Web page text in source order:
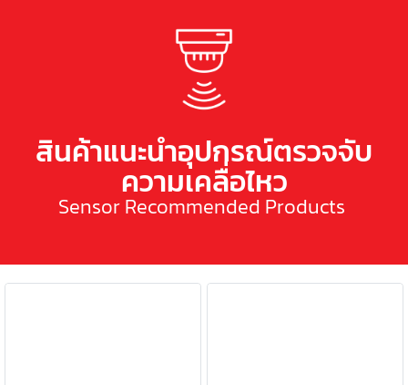
สินค้าแนะนำอุปกรณ์ตรวจจับ
ความเคลื่อไหว
Sensor Recommended Products